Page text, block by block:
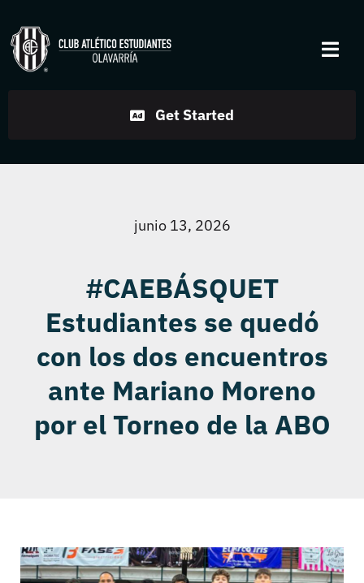
to
content
Disciplinas
Contacto
Get Started
junio 13, 2026
#CAEBÁSQUET
Estudiantes se quedó
con los dos encuentros
ante Mariano Moreno
por el Torneo de la ABO